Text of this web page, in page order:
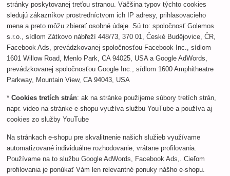
stránky poskytovanej treťou stranou. Väčšina typov týchto cookies
sledujú zákazníkov prostredníctvom ich IP adresy, prihlasovacieho
mena a preto môžu zbierať osobné údaje. Sú to: spoločnosť Golemos
s.r.o., sídlom Zátkovo nábřeží 448/73, 370 01, České Budějovice, ČR,
Facebook Ads, prevádzkovanej spoločnosťou Facebook Inc., sídlom
1601 Willow Road, Menlo Park, CA 94025, USA a Google AdWords,
prevádzkovanej spoločnosťou Google Inc., sídlom 1600 Amphitheatre
Parkway, Mountain View, CA 94043, USA
*Cookies tretích strán: ak na stránke použijeme súbory tretích strán,
napr. video na stránke e-shopu využíva službu YouTube a používa aj
cookies zo služby YouTube
Na stránkach e-shopu pre skvalitnenie našich služieb využívame
automatizované individuálne rozhodovanie, vrátane profilovania.
Používame na to službu Google AdWords, Facebook Ads,. Cieľom
profilovania je ponúkať Vám len relevantné ponuky nášho e-shopu.